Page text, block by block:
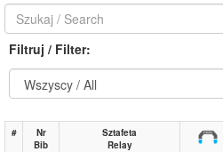
Filtruj / Filter:
#
Nr
Bib
Sztafeta
Relay